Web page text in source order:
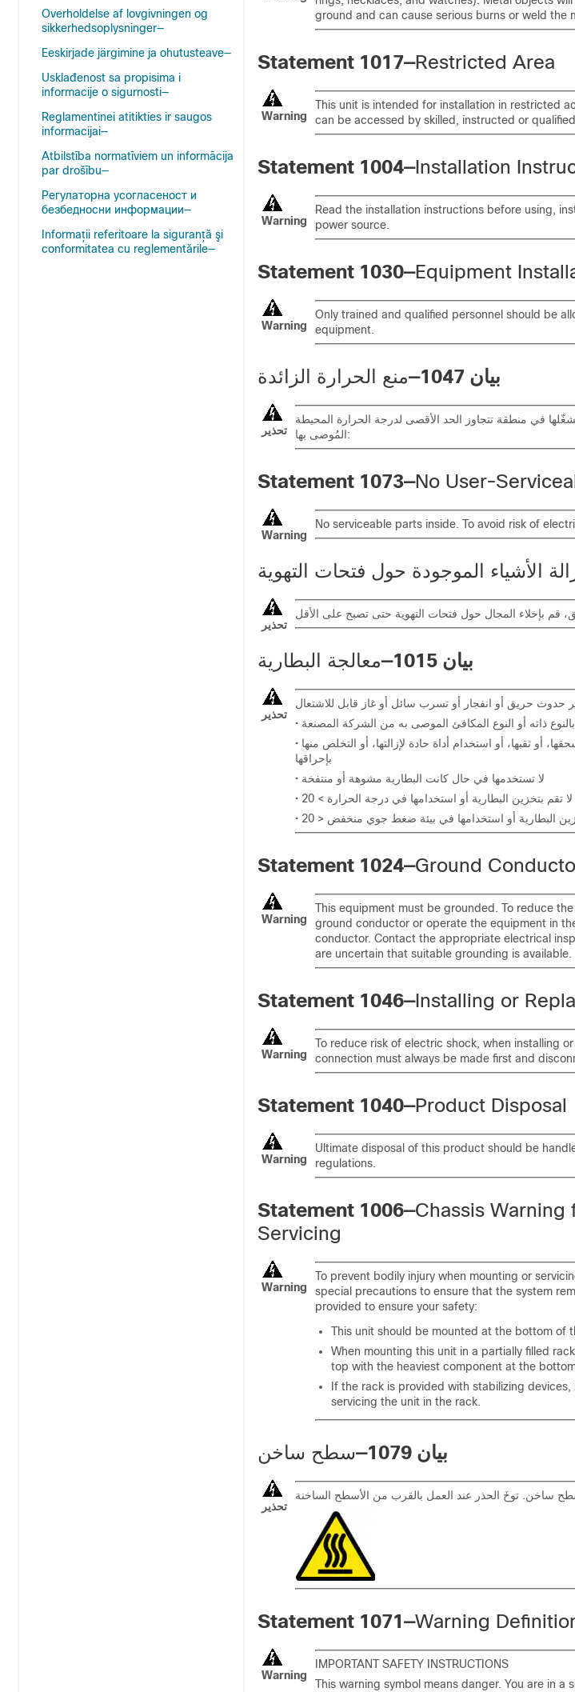
Overholdelse af lovgivningen og
sikkerhedsoplysninger—
Eeskirjade järgimine ja ohutusteave—
Usklađenost sa propisima i
informacije o sigurnosti—
Reglamentinei atitikties ir saugos
informacijai—
Atbilstība normatīviem un informācija
par drošību—
Регулаторна усогласеност и
безбедносни информации—
Informaţii referitoare la siguranţă şi
conformitatea cu reglementările—
ground and can cause serious burns or weld the
Statement 1017—Restricted Area
Warning
This unit is intended for installation in restricted
can be accessed by skilled, instructed or
Statement 1004—Installation
Warning
Read the installation instructions before using,
power source.
Statement 1030—Equipment
Warning
Only trained and qualified personnel should be
equipment.
بيان 1047— منع الحرارة الزائدة
تحذير
في منطقة تتجاوز الحد الأقصى لدرجة الحرارة المحيطة
المُوصى بها:
Statement 1073—No User-
Warning
No serviceable parts inside. To avoid risk of
الأشياء الموجودة حول فتحات التهوية
تحذير
بيان 1015— معالجة البطارية
تحذير
• لا تقم بفك الوصلات الخارجية القصيرة، أو سحقها، أو ثقبها، أو استخدام أداة حادة لإزالتها، أو التخلص منها
بإحراقها
• لا تستخدمها في حال كانت البطارية مشوهة أو منتفخة
• لا تقم بتخزين البطارية أو استخدامها في درجة الحرارة >
البطارية أو استخدامها في بيئة ضغط جوي منخفض <
Statement 1024—Ground
Warning
This equipment must be grounded. To reduce
ground conductor or operate the equipment in
conductor. Contact the appropriate electrical
are uncertain that suitable grounding is available.
Statement 1046—Installing or
Warning
To reduce risk of electric shock, when installing
connection must always be made first and
Statement 1040—Product Disposal
Warning
Ultimate disposal of this product should be
regulations.
Statement 1006—Chassis Warning
Servicing
Warning
To prevent bodily injury when mounting or
special precautions to ensure that the system
provided to ensure your safety:
This unit should be mounted at the bottom of
When mounting this unit in a partially filled
top with the heaviest component at the
If the rack is provided with stabilizing
servicing the unit in the rack.
بيان 1079— سطح ساخن
تحذير
Statement 1071—Warning
Warning
IMPORTANT SAFETY INSTRUCTIONS
This warning symbol means danger. You are in a